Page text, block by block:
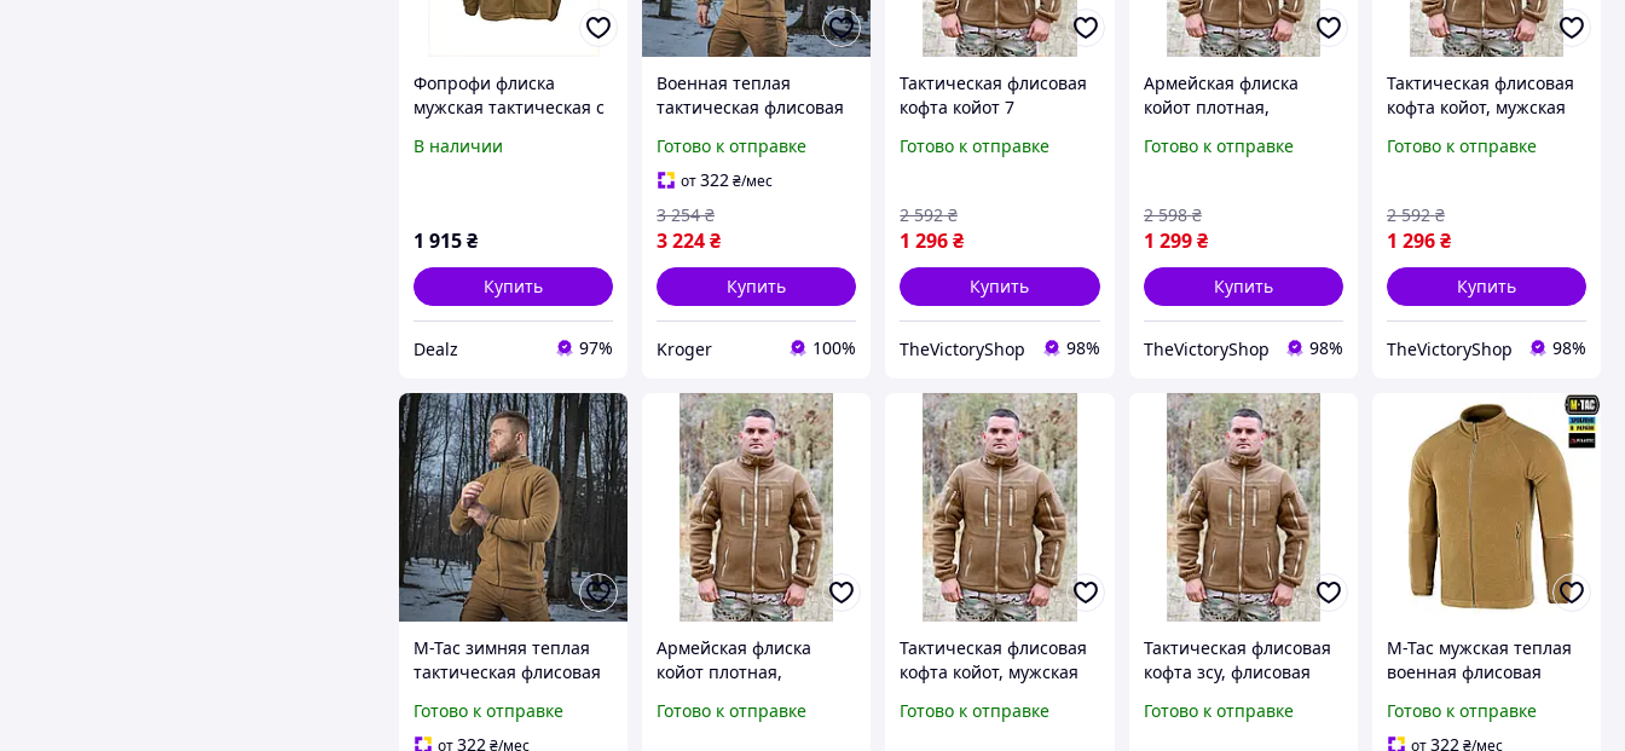
Фопрофи флиска
мужская тактическая с
A8684104C
В наличии
1 915₴
Купить
Dealz 97%
Военная теплая
тактическая флисовая
Готово к отправке
от322₴/мес
3 224₴
3 254 ₴
Купить
Kroger 100%
Тактическая флисовая
кофта койот 7
армейская флиска
койот зсу 48 frocgs
Готово к отправке
1 296₴
2 592 ₴
Купить
TheVictoryShop 98%
Армейская флиска
койот плотная,
кофта койот,
52 frocgs
Готово к отправке
1 299 ₴
2 598 ₴
Купить
TheVictoryShop 98%
Тактическая флисовая
кофта койот, мужская
военная флиска на
Готово к отправке
1 296₴
2 592 ₴
Купить
TheVictoryShop 98%
M-Tac зимняя теплая
тактическая флисовая
Готово к отправке
от322₴/мес
Армейская флиска
койот плотная,
кофта койот,
Готово к отправке
Тактическая флисовая
кофта койот, мужская
военная флиска на
Готово к отправке
Тактическая флисовая
кофта зсу, флисовая
флисовка койот
Готово к отправке
M-Tac мужская теплая
военная флисовая
Готово к отправке
от322₴/мес